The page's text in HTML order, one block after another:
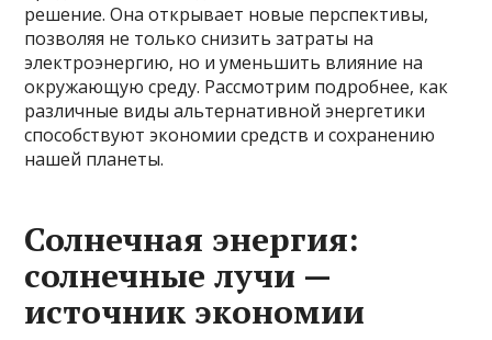
решение. Она открывает новые перспективы,
позволяя не только снизить затраты на
электроэнергию, но и уменьшить влияние на
окружающую среду. Рассмотрим подробнее, как
различные виды альтернативной энергетики
способствуют экономии средств и сохранению
нашей планеты.
Солнечная энергия:
солнечные лучи —
источник экономии